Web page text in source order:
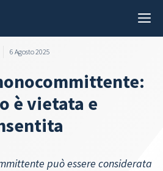
6 Agosto 2025
è vietata e
può essere considerata